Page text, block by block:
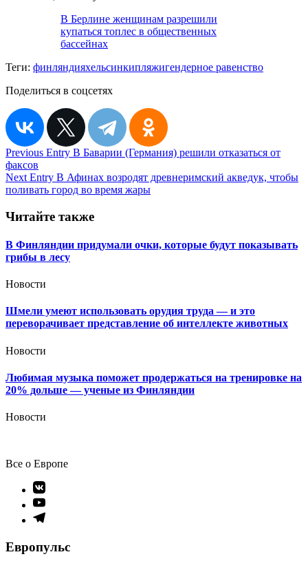
В Берлине женщинам разрешили
купаться топлес в общественных
бассейнах
Теги: финляндияхельсинкипляжигендерное равенство
Поделиться в соцсетях
Навигация
по
записям
Previous Entry В Баварии (Германия) решили отказаться от
факсов
Next Entry В Афинах возродят древнеримский акведук, чтобы
поливать город во время жары
Читайте также
В Финляндии придумали очки, которые будут показывать
грибы в лесу
Новости
Шмели умеют использовать орудия труда — и это
переворачивает представление об интеллекте животных
Новости
Любимая музыка поможет продержаться на тренировке на
20% дольше — ученые из Финляндии
Новости
Все о Европе
Элемент
меню
Элемент
меню
Элемент
Европульс